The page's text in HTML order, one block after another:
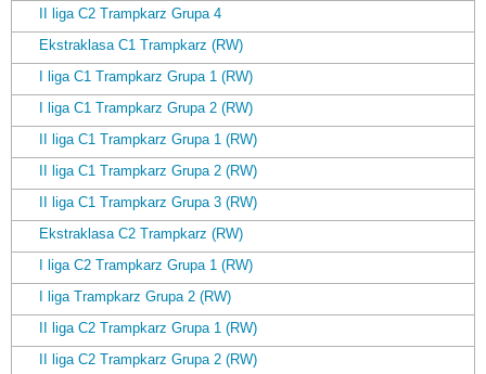
II liga C2 Trampkarz Grupa 4
Ekstraklasa C1 Trampkarz (RW)
I liga C1 Trampkarz Grupa 1 (RW)
I liga C1 Trampkarz Grupa 2 (RW)
II liga C1 Trampkarz Grupa 1 (RW)
II liga C1 Trampkarz Grupa 2 (RW)
II liga C1 Trampkarz Grupa 3 (RW)
Ekstraklasa C2 Trampkarz (RW)
I liga C2 Trampkarz Grupa 1 (RW)
I liga Trampkarz Grupa 2 (RW)
II liga C2 Trampkarz Grupa 1 (RW)
II liga C2 Trampkarz Grupa 2 (RW)